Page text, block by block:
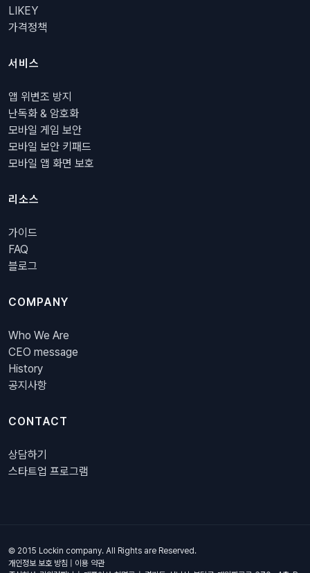
LIKEY
가격정책
서비스
앱 위변조 방지
난독화 & 암호화
모바일 게임 보안
모바일 보안 키패드
모바일 앱 화면 보호
리소스
가이드
FAQ
블로그
COMPANY
Who We Are
CEO message
History
공지사항
CONTACT
상담하기
스타트업 프로그램
© 2015 Lockin company. All Rights are Reserved.
개인정보 보호 방침
이용 약관